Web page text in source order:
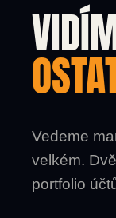
Vedeme
velkém.
portfolio